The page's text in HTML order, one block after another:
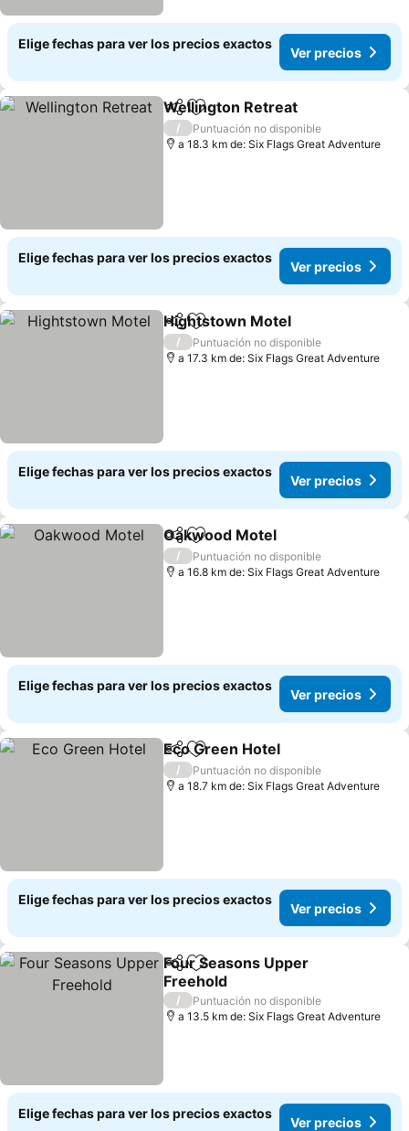
Elige fechas para ver los precios exactos
Ver precios
CompartirAgregar a favoritos
Wellington Retreat
/
Puntuación no disponible
a 18.3 km de: Six Flags Great Adventure
Elige fechas para ver los precios exactos
Ver precios
CompartirAgregar a favoritos
Hightstown Motel
/
Puntuación no disponible
a 17.3 km de: Six Flags Great Adventure
Elige fechas para ver los precios exactos
Ver precios
CompartirAgregar a favoritos
Oakwood Motel
/
Puntuación no disponible
a 16.8 km de: Six Flags Great Adventure
Elige fechas para ver los precios exactos
Ver precios
CompartirAgregar a favoritos
Eco Green Hotel
/
Puntuación no disponible
a 18.7 km de: Six Flags Great Adventure
Elige fechas para ver los precios exactos
Ver precios
CompartirAgregar a favoritos
Four Seasons Upper
Freehold
/
Puntuación no disponible
a 13.5 km de: Six Flags Great Adventure
Elige fechas para ver los precios exactos
Ver precios